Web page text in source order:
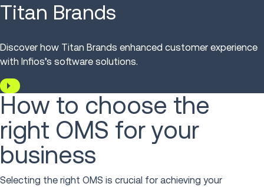
Titan Brands
Discover how Titan Brands enhanced customer experience
with Infios’s software solutions.
How to choose the
right OMS for your
business
Selecting the right OMS is crucial for achieving your